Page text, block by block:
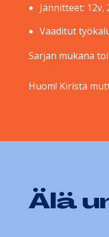
Jännitteet: 12v,
Vaaditut
Sarjan mukana
Huom! Kiristä
Älä